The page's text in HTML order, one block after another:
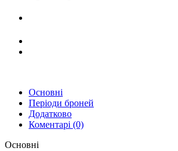
Основні
Періоди броней
Додатково
Коментарі (0)
Основні